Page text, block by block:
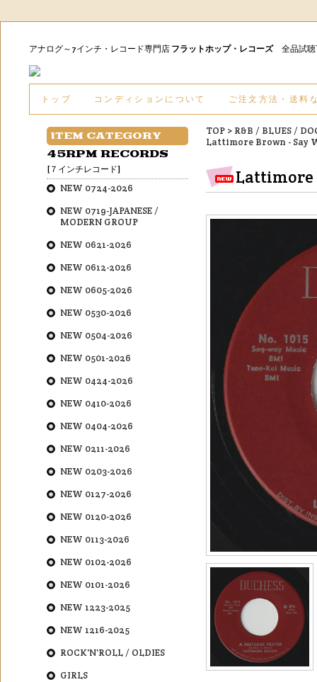
アナログ～7インチ・レコード専門店 フラットホップ・レコーズ全品試
トップ コンディションについて ご注文方法・送料
TOP > R&B / BLUES /
Lattimore Brown - Say
Lattimore
ITEM CATEGORY
45RPM RECORDS
[７インチレコード]
NEW 0724-2026
NEW 0719-JAPANESE /
MODERN GROUP
NEW 0621-2026
NEW 0612-2026
NEW 0605-2026
NEW 0530-2026
NEW 0504-2026
NEW 0501-2026
NEW 0424-2026
NEW 0410-2026
NEW 0404-2026
NEW 0211-2026
NEW 0203-2026
NEW 0127-2026
NEW 0120-2026
NEW 0113-2026
NEW 0102-2026
NEW 0101-2026
NEW 1223-2025
NEW 1216-2025
ROCK'N'ROLL / OLDIES
GIRLS